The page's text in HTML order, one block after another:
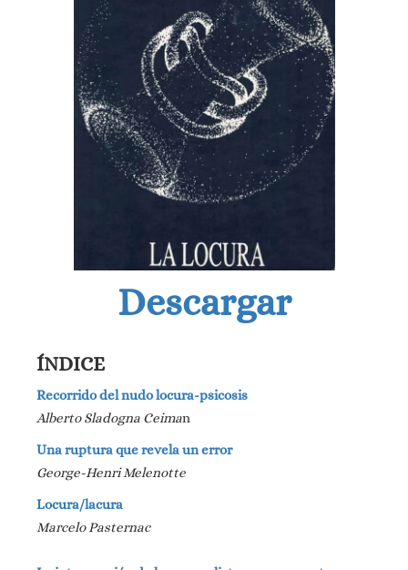
Descargar
ÍNDICE
Recorrido del nudo locura-psicosis
Alberto Sladogna Ceiman
Una ruptura que revela un error
George-Henri Melenotte
Locura/lacura
Marcelo Pasternac